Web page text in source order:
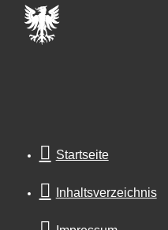
Startseite
Inhaltsverzeichnis